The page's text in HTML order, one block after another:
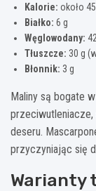
Kalorie: około
Białko: 6 g
Węglowodany:
Tłuszcze: 30 g
Błonnik: 3 g
Maliny są bogate
deseru.
przyczyniając się
Warianty